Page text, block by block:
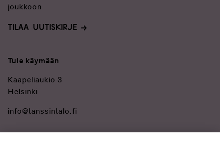
joukkoon
TILAA UUTISKIRJE
Tule käymään
Kaapeliaukio 3
Helsinki
info@tanssintalo.fi